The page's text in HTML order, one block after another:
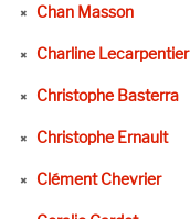
Chan Masson
Charline Lecarpentier
Christophe Basterra
Christophe Ernault
Clément Chevrier